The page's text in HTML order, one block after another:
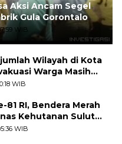
Aksi Ancam Segel
Gula Gorontalo
WIB
Wilayah di Kota
Warga Masih
WIB
81 RI, Bendera Merah
Kehutanan Sulut
WIB